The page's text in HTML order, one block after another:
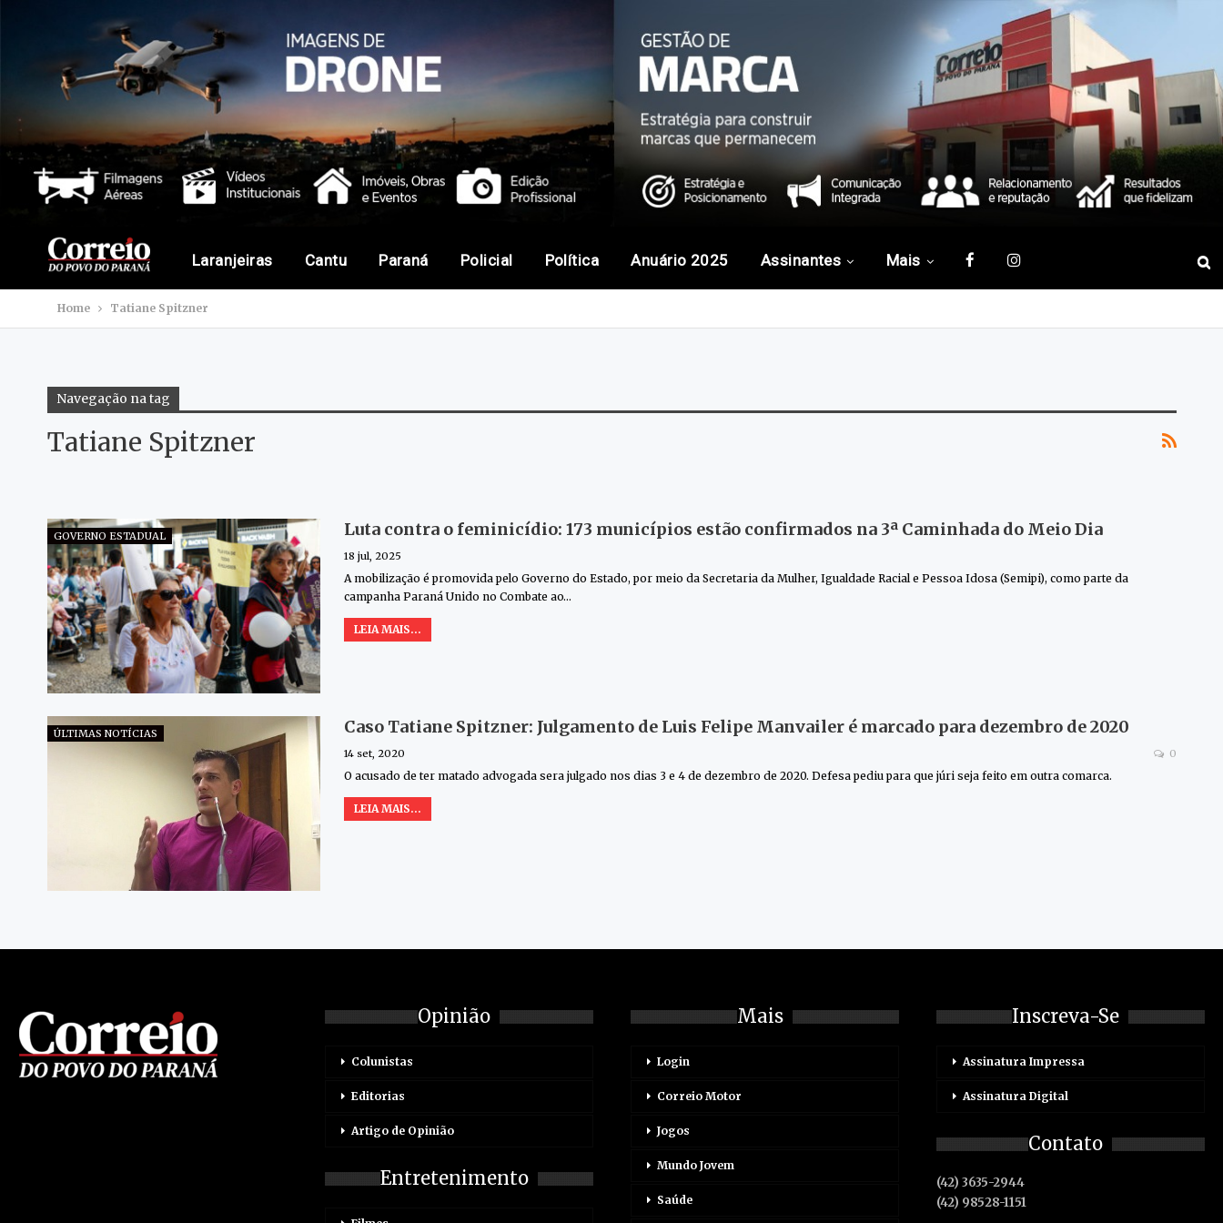
Laranjeiras Cantu Paraná Policial Política Anuário 2025 Assinantes Mais
Home Tatiane Spitzner
Navegação na tag
Tatiane Spitzner
GOVERNO ESTADUAL Luta contra o feminicídio: 173 municípios estão confirmados na 3ª Caminhada do Meio Dia
18 jul, 2025
A mobilização é promovida pelo Governo do Estado, por meio da Secretaria da Mulher, Igualdade Racial e Pessoa Idosa (Semipi), como parte da
campanha Paraná Unido no Combate ao…
LEIA MAIS...
ÚLTIMAS NOTÍCIAS Caso Tatiane Spitzner: Julgamento de Luis Felipe Manvailer é marcado para dezembro de 2020
14 set, 2020 0
O acusado de ter matado advogada sera julgado nos dias 3 e 4 de dezembro de 2020. Defesa pediu para que júri seja feito em outra comarca.
LEIA MAIS...
Opinião
Colunistas
Editorias
Artigo de Opinião
Entretenimento
Mais
Login
Correio Motor
Jogos
Mundo Jovem
Saúde
Inscreva-Se
Assinatura Impressa
Assinatura Digital
Contato
(42) 3635-2944
(42) 98528-1151